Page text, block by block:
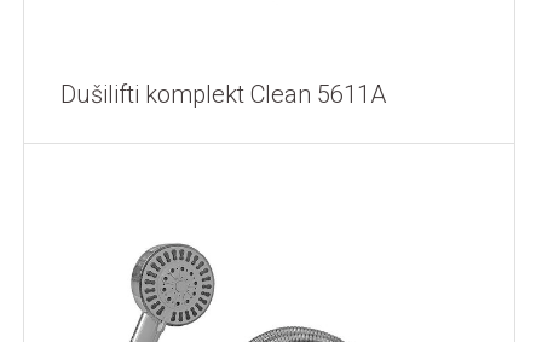
Dušilifti komplekt Clean 5611A